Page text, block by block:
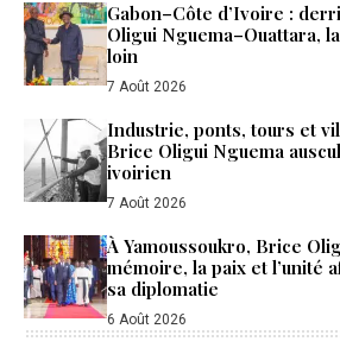
Gabon–Côte d’Ivoire :
Oligui Nguema–Ouattara,
loin
7 Août 2026
Industrie, ponts, tours et
Brice Oligui Nguema
ivoirien
7 Août 2026
À Yamoussoukro, Brice
mémoire, la paix et l’unité
sa diplomatie
6 Août 2026